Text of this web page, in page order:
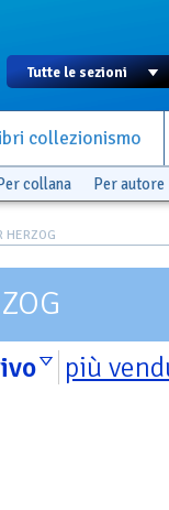
collezionismo
collana Per autore
HERZOG
più